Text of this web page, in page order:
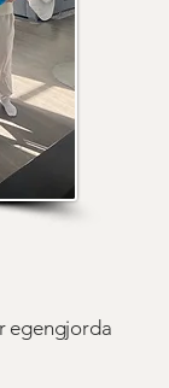
egengjorda